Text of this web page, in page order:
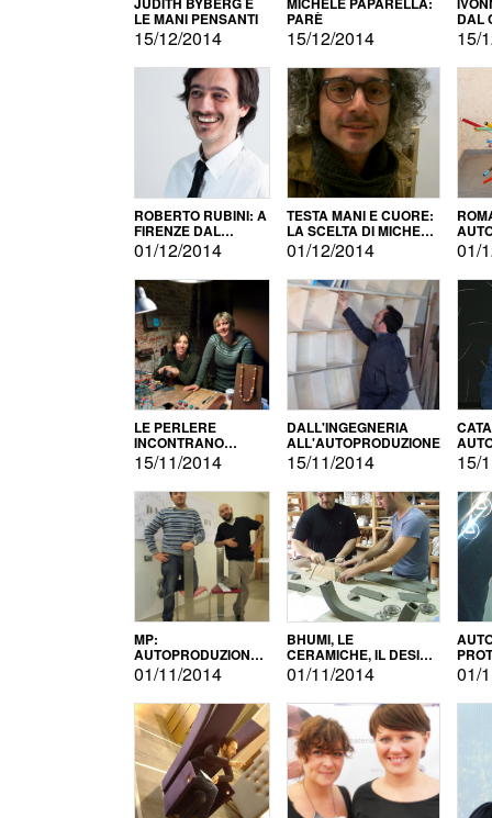
LE MANI PENSANTI
15/12/2014
PARÈ
15/12/2014
DAL
15/
ROBERTO RUBINI: A
FIRENZE DAL
PRODOTTO ALLA
PROMOZIONE
01/12/2014
TESTA MANI E CUORE:
LA SCELTA DI MICHELE
BARBERIO
01/12/2014 01/
LE PERLERE
INCONTRANO
L'AUTOPRODUZIONE
15/11/2014
DALL'INGEGNERIA
ALL'AUTOPRODUZIONE
15/11/2014 15/
MP:
AUTOPRODUZIONE
E INNOVAZIONE
01/11/2014
BHUMI, LE
CERAMICHE, IL DESIGN
E L'AUTOPRODUZIONE
01/11/2014 01/